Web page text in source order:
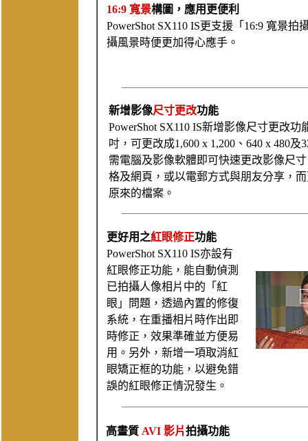
16:9 寬景構圖，應用更便利
PowerShot SX110 IS更支援「16:9 寬景
攝風景時便更加得心應手。
新增影像尺寸更改功能
PowerShot SX110 IS新增影像尺寸更改
吋，可更改成1,600 x 1,200、640 x 480
需電腦及影像軟體即可快速更改影像尺
格及網頁，或以電郵方式與朋友分享，
原來的檔案。
更好用之紅眼修正功能
PowerShot SX110 IS亦設有
紅眼修正功能，能自動偵測
已拍攝人像相片中的「紅
眼」問題，透過內置的修復
系統，在重播相片時作出即
時修正，效果準確並方便易
用。另外，新增一項取消紅
眼矯正框的功能，以避免錯
誤的紅眼修正情況發生。
高畫質AVI 影片拍攝功能